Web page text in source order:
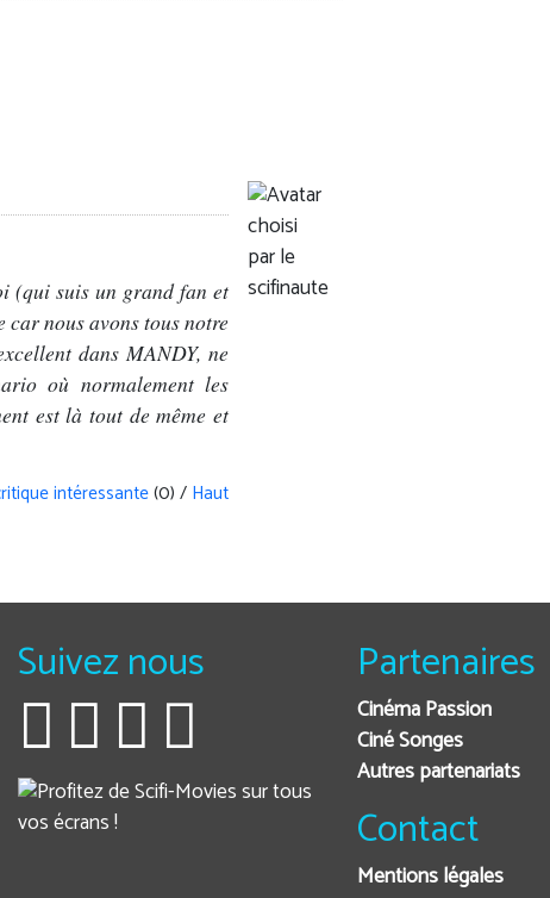
(qui suis un grand fan et
nous avons tous notre
dans MANDY, ne
où normalement les
est là tout de même et
intéressante(0) / Haut
Suivez nous Partenaires
Cinéma Passion
Ciné Songes
Autres partenariats
Contact
Mentions légales